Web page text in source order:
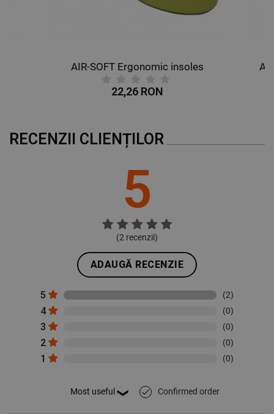
AIR-SOFT Ergonomic insoles
22,26 RON
RECENZII CLIENȚILOR
5
(2 recenzii)
ADAUGĂ RECENZIE
5 (2)
4 (0)
3 (0)
2 (0)
1 (0)
done Confirmed order